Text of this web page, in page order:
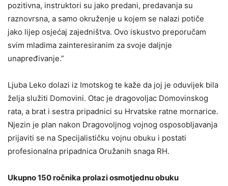
pozitivna, instruktori su jako predani, predavanja su
raznovrsna, a samo okruženje u kojem se nalazi potiče
jako lijep osjećaj zajedništva. Ovo iskustvo preporučam
svim mladima zainteresiranim za svoje daljnje
unapređivanje.”
Ljuba Leko dolazi iz Imotskog te kaže da joj je oduvijek bila
želja služiti Domovini. Otac je dragovoljac Domovinskog
rata, a brat i sestra pripadnici su Hrvatske ratne mornarice.
Njezin je plan nakon Dragovoljnog vojnog osposobljavanja
prijaviti se na Specijalističku vojnu obuku i postati
profesionalna pripadnica Oružanih snaga RH.
Ukupno 150 ročnika prolazi osmotjednu obuku